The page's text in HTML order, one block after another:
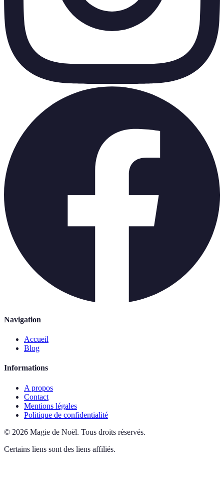
Navigation
Accueil
Blog
Informations
A propos
Contact
Mentions légales
Politique de confidentialité
© 2026 Magie de Noël. Tous droits réservés.
Certains liens sont des liens affiliés.